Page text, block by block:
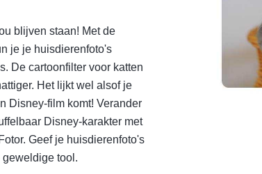
blijven staan! Met de
je je huisdierenfoto's
De cartoonfilter voor katten
Het lijkt wel alsof je
Disney-film komt! Verander
Disney-karakter met
Geef je huisdierenfoto's
tool.